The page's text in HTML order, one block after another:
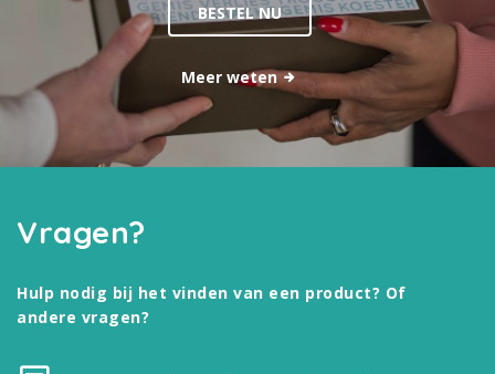
BESTEL NU
Meer weten
Vragen?
Hulp nodig bij het vinden van een product? Of
andere vragen?